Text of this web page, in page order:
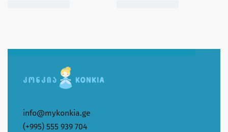
info@mykonkia.ge
(+995) 555 939 704